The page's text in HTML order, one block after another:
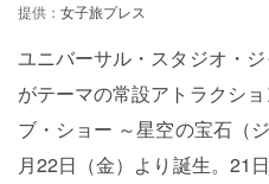
提供：女子旅プレス
ユニバーサル・スタジオ・
がテーマの常設アトラクシ
ブ・ショー ～星空の宝石（
月22日（金）より誕生。21